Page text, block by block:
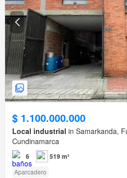
$ 1.100.000.000
Local industrial in Samarkanda,
Cundinamarca
6 519 m²
Aparcadero